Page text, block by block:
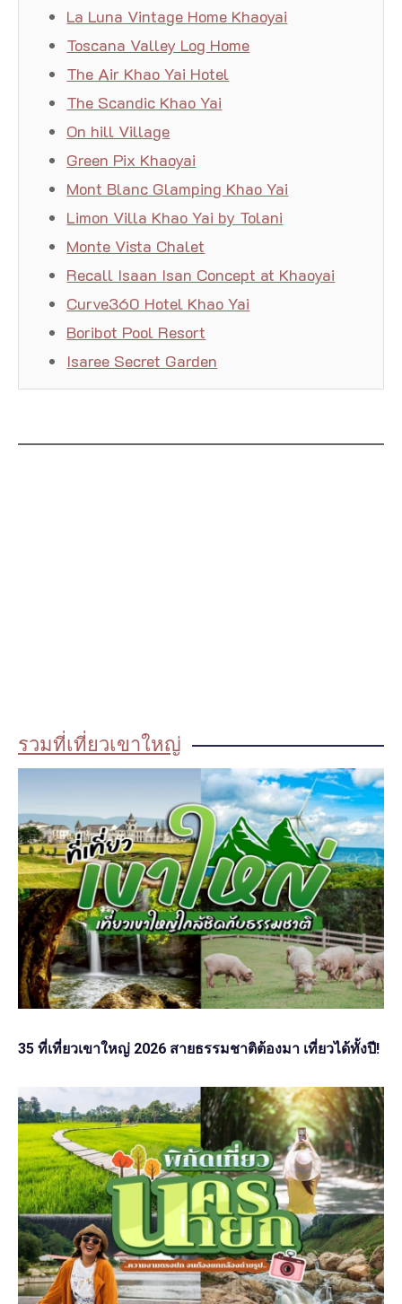
La Luna Vintage Home Khaoyai
Toscana Valley Log Home
The Air Khao Yai Hotel
The Scandic Khao Yai
On hill Village
Green Pix Khaoyai
Mont Blanc Glamping Khao Yai
Limon Villa Khao Yai by Tolani
Monte Vista Chalet
Recall Isaan Isan Concept at Khaoyai
Curve360 Hotel Khao Yai
Boribot Pool Resort
Isaree Secret Garden
รวมที่เที่ยวเขาใหญ่
35 ที่เที่ยวเขาใหญ่ 2026 สายธรรมชาติต้องมา เที่ยวได้ทั้งปี!